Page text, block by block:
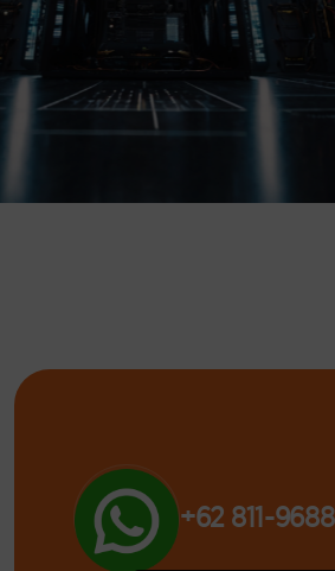
Mengelola Dokumen
dengan Aman lewat
+62 811-